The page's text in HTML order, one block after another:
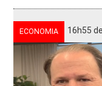
ECONOMIA 16h55